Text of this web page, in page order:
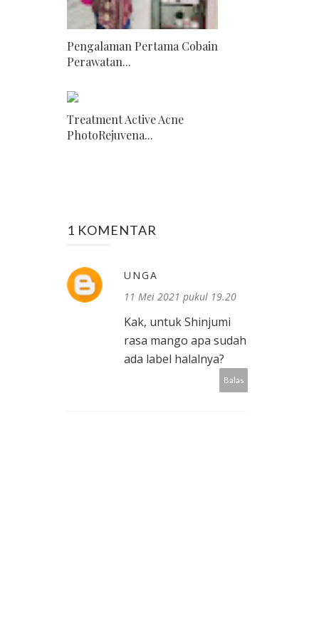
Pengalaman Pertama Cobain
Perawatan...
Treatment Active Acne
PhotoRejuvena...
1 KOMENTAR
UNGA
11 Mei 2021 pukul 19.20
Kak, untuk Shinjumi
rasa mango apa sudah
ada label halalnya?
Balas